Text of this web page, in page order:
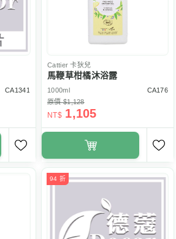
CA1341
Cattier 卡狄兒
馬鞭草柑橘沐浴露
1000ml
CA176
原價 $1,128
NT$ 1,105
94 折